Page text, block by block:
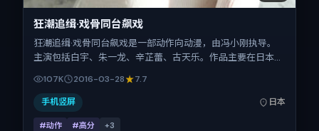
狂潮追缉·戏骨同台飙戏
狂潮追缉·戏骨同台飙戏是一部动作向动漫，由冯小刚执导。
主演包括白宇、朱一龙、辛芷蕾、古天乐。作品主要在日本取
景与发行，2016年春节档前后与观众见面，首映日期 2016-
03-28，正片时长124分钟。
107K 2016-03-28 7.7
手机竖屏 日本
#动作 #高分 +3